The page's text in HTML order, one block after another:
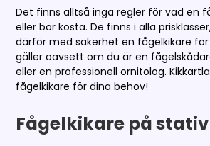
Det finns alltså inga regler för vad en
eller bör kosta. De finns i alla
därför med säkerhet en fågelkikare
gäller oavsett om du är en
eller en professionell ornitolog.
fågelkikare för dina behov!
Fågelkikare på stativ